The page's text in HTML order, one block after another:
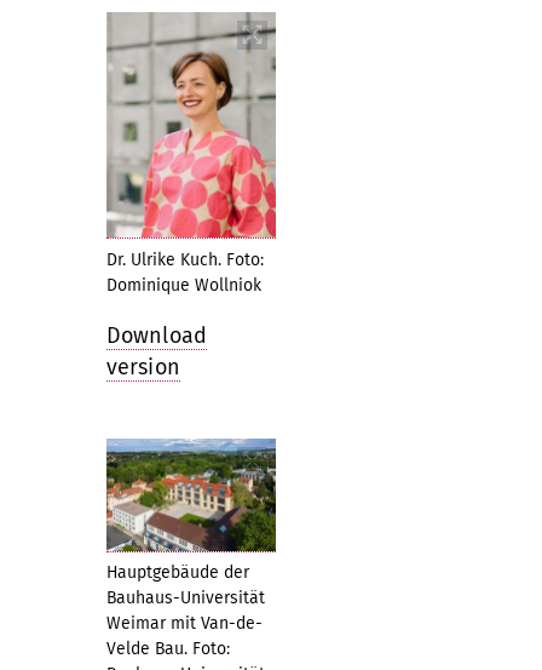
Dr. Ulrike Kuch. Foto:
Dominique Wollniok
Download
version
Hauptgebäude der
Bauhaus-Universität
Weimar mit Van-de-
Velde Bau. Foto: